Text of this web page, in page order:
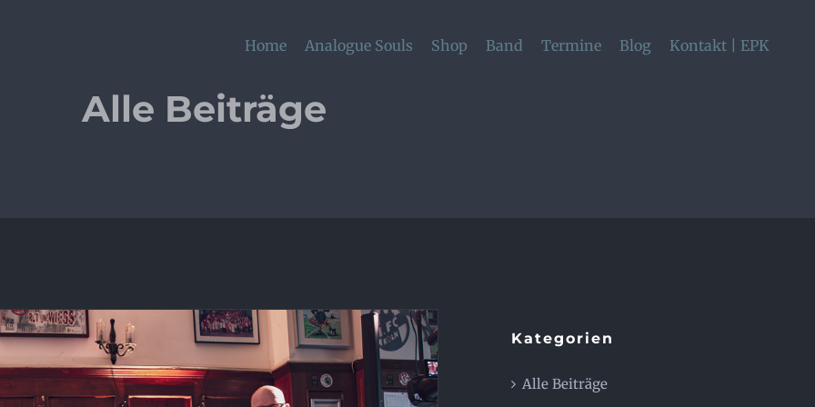
Home Analogue Souls Shop Band Termine Blog Kontakt | EPK
Alle Beiträge
Kategorien
Alle Beiträge